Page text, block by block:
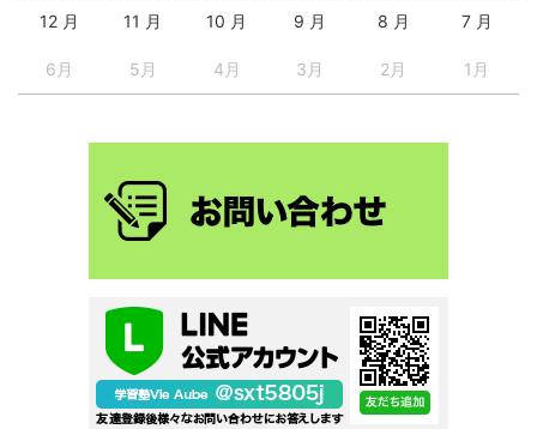
12 月 11 月 10 月 9 月 8 月 7 月
6月 5月 4月 3月 2月 1月